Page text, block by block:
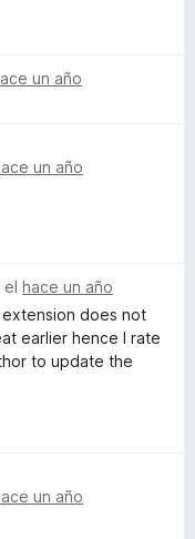
un año
un año
, el hace un año
does not
earlier hence I rate
to update the
un año